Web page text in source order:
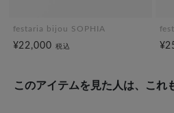
festaria bijou SOPHIA
¥22,000税込
このアイテムを見た人は、これ